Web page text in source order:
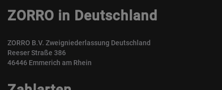
ZORRO in Deutschland
ZORRO B.V. Zweigniederlassung Deutschland
Reeser Straße 386
46446 Emmerich am Rhein